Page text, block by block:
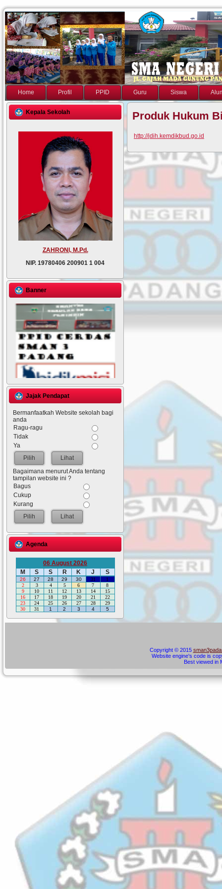
Home Profil PPID Guru Siswa
Kepala Sekolah
ZAHRONI, M.Pd.
NIP. 19780406 200901 1 004
Banner
Jajak Pendapat
Bermanfaatkah Website sekolah bagi
anda
Ragu-ragu
Tidak
Ya
Lihat
Bagaimana menurut Anda tentang
tampilan website ini ?
Bagus
Cukup
Kurang
Lihat
Agenda
06 August 2026
M
S S R K J S
26 27 28 29 30 31
1
2
3 4 5 6 7
8
9
10 11 12 13 14
15
16
17 18 19 20 21
22
23
24 25 26 27 28
29
30
31 1 2 3 4 5
Produk Hukum
http://jdih.kemdikbud.go.id
Copyright © 2015
Website engine's code is
Best viewed in